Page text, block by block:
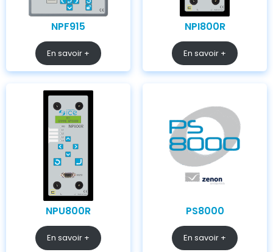
NPF915
En savoir +
NPI800R
En savoir +
NPU800R
En savoir +
PS8000
En savoir +